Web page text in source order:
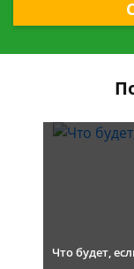
Что будет,